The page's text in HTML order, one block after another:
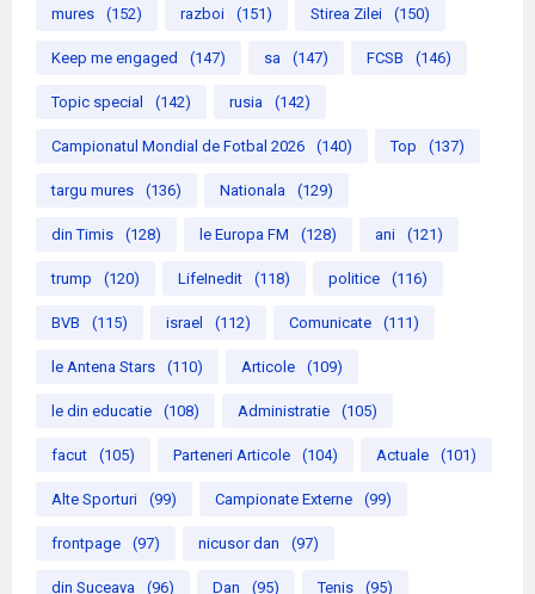
mures (152) razboi (151) Stirea Zilei (150)
Keep me engaged (147) sa (147) FCSB (146)
Topic special (142) rusia (142)
Campionatul Mondial de Fotbal 2026 (140) Top (137)
targu mures (136) Nationala (129)
din Timis (128) le Europa FM (128) ani (121)
trump (120) LifeInedit (118) politice (116)
BVB (115) israel (112) Comunicate (111)
le Antena Stars (110) Articole (109)
le din educatie (108) Administratie (105)
facut (105) Parteneri Articole (104) Actuale (101)
Alte Sporturi (99) Campionate Externe (99)
frontpage (97) nicusor dan (97)
din Suceava (96) Dan (95) Tenis (95)